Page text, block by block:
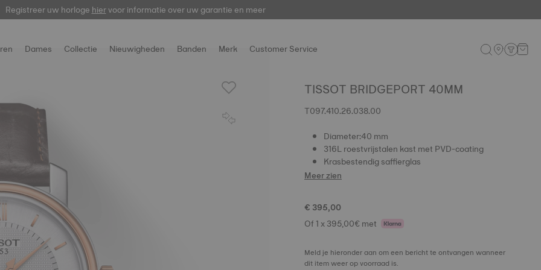
Registreer uw horlogehiervoor informatie over uw garantie en meer
Dames Collectie Nieuwigheden Banden Merk Customer Service
TISSOT BRIDGEPORT 40MM
T097.410.26.038.00
Diameter:40 mm
316L roestvrijstalen kast met PVD-coating
Krasbestendig saffierglas
Meer zien
€ 395,00
Of 1 x 395,00€ met
Meld je hieronder aan om een bericht te ontvangen wanneer
dit item weer op voorraad is.